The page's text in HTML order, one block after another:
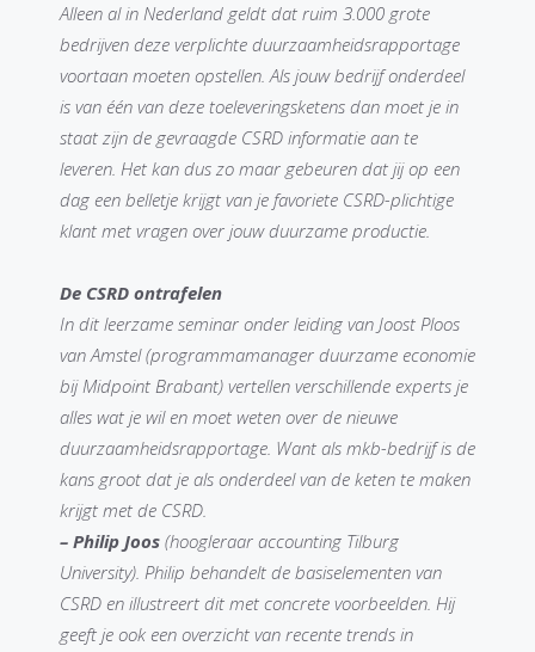
Alleen al in Nederland geldt dat ruim 3.000 grote
bedrijven deze verplichte duurzaamheidsrapportage
voortaan moeten opstellen. Als jouw bedrijf onderdeel
is van één van deze toeleveringsketens dan moet je in
staat zijn de gevraagde CSRD informatie aan te
leveren. Het kan dus zo maar gebeuren dat jij op een
dag een belletje krijgt van je favoriete CSRD-plichtige
klant met vragen over jouw duurzame productie.
De CSRD ontrafelen
In dit leerzame seminar onder leiding van Joost Ploos
van Amstel (programmamanager duurzame economie
bij Midpoint Brabant) vertellen verschillende experts je
alles wat je wil en moet weten over de nieuwe
duurzaamheidsrapportage. Want als mkb-bedrijf is de
kans groot dat je als onderdeel van de keten te maken
krijgt met de CSRD.
– Philip Joos (hoogleraar accounting Tilburg
University). Philip behandelt de basiselementen van
CSRD en illustreert dit met concrete voorbeelden. Hij
geeft je ook een overzicht van recente trends in